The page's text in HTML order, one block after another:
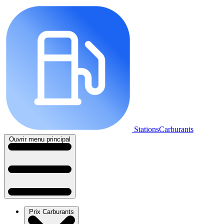
StationsCarburants
Ouvrir menu principal
Prix Carburants